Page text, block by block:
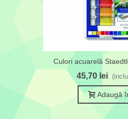
Culori acuarelă
45,70 lei
Adaugă